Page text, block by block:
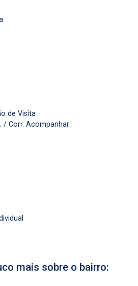
de Visita
/ Corr. Acompanhar
mais sobre o bairro: